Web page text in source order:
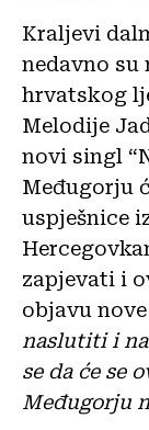
Kraljevi
nedavno su
hrvatskog
Melodije
novi singl
Međugorju
uspješnice
zapjevati i
objavu
naslutiti i
se da će se
Međugorju